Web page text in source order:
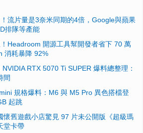
流片量是3奈米同期的4倍，Google與蘋果
排隊等產能
Headroom 開源工具幫開發者省下 70 萬
消耗暴降 92%
RTX 5070 Ti SUPER 爆料總整理：
間
規格爆料：M6 與 M5 Pro 異色搭檔登
起跳
懷舊遊戲小店驚見 97 片未公開版《超級瑪
堂卡帶